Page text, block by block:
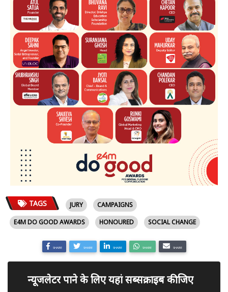
TAGS JURY
CAMPAIGNS
E4M DO GOOD AWARDS
HONOURED SOCIAL CHANGE
SHARE SHARE SHARE SHARE SHARE
न्यूजलेटर पाने के लिए यहां सब्सक्राइब कीजिए